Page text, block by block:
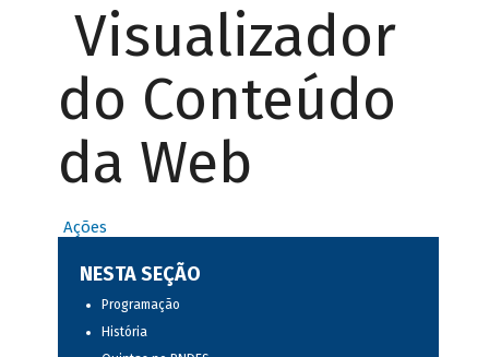
Visualizador
do Conteúdo
da Web
Ações
NESTA SEÇÃO
Programação
História